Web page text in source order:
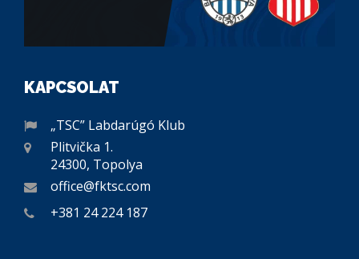
KAPCSOLAT
„TSC” Labdarúgó Klub
Plitvička 1.
24300, Topolya
office@fktsc.com
+381 24 224 187